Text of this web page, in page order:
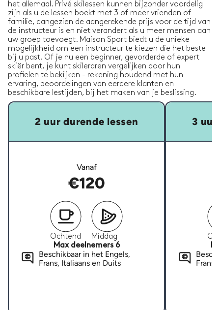
het allemaal. Privé skilessen kunnen bijzonder voordelig
zijn als u de lessen boekt met 3 of meer vrienden of
familie, aangezien de aangerekende prijs voor de tijd van
de instructeur is en niet verandert als u meer mensen aan
uw groep toevoegt. Maison Sport biedt u de unieke
mogelijkheid om een instructeur te kiezen die het beste
bij u past. Of je nu een beginner, gevorderde of expert
skiër bent, je kunt skileraren vergelijken door hun
profielen te bekijken - rekening houdend met hun
ervaring, beoordelingen van eerdere klanten en
beschikbare lestijden, bij het maken van je beslissing.
2 uur durende lessen
Vanaf
€120
Ochtend
Middag
Max deelnemers 6
Beschikbaar in het Engels,
Frans, Italiaans en Duits
3 uur
Frans,